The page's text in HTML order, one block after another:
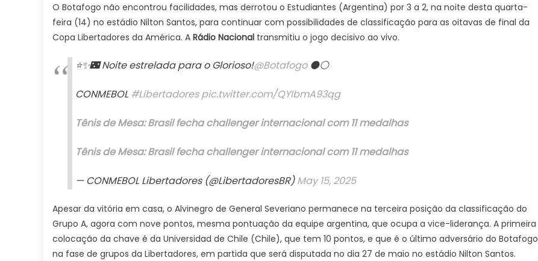
golaço
e
Botafogo
Estudiantes
Libertadores
O Botafogo não encontrou facilidades, mas derrotou o Estudiantes (Argentina) por 3 a 2, na noite desta quarta-
feira (14) no estádio Nilton Santos, para continuar com possibilidades de classificação para as oitavas de final da
Copa Libertadores da América. A Rádio Nacional transmitiu o jogo decisivo ao vivo.
⭐️✨🌃 Noite estrelada para o Glorioso!@Botafogo⚫️⚪️
CONMEBOL #Libertadores pic.twitter.com/QYIbmA93qg
Tênis de Mesa: Brasil fecha challenger internacional com 11 medalhas
Tênis de Mesa: Brasil fecha challenger internacional com 11 medalhas
— CONMEBOL Libertadores (@LibertadoresBR)May 15, 2025
Apesar da vitória em casa, o Alvinegro de General Severiano permanece na terceira posição da classificação do
Grupo A, agora com nove pontos, mesma pontuação da equipe argentina, que ocupa a vice-liderança. A primeira
colocação da chave é da Universidad de Chile (Chile), que tem 10 pontos, e que é o último adversário do Botafogo
na fase de grupos da Libertadores, em partida que será disputada no dia 27 de maio no estádio Nilton Santos.